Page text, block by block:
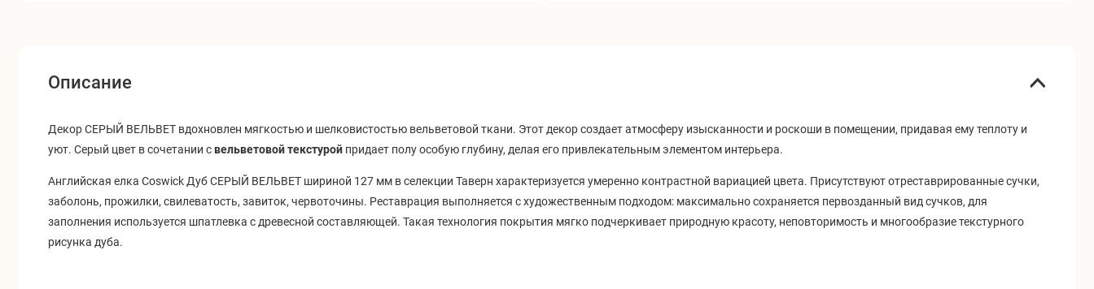
Описание
Декор СЕРЫЙ ВЕЛЬВЕТ вдохновлен мягкостью и шелковистостью вельветовой ткани. Этот декор создает атмосферу изысканности и роскоши в помещении, придавая ему теплоту и
уют. Серый цвет в сочетании с вельветовой текстурой придает полу особую глубину, делая его привлекательным элементом интерьера.
Английская елка Coswick Дуб СЕРЫЙ ВЕЛЬВЕТ шириной 127 мм в селекцииТаверн характеризуется умеренно контрастной вариацией цвета. Присутствуют отреставрированные сучки,
заболонь, прожилки, свилеватость, завиток, червоточины. Реставрация выполняется с художественным подходом: максимально сохраняется первозданный вид сучков, для
заполнения используется шпатлевка с древесной составляющей. Такая технология покрытия мягко подчеркивает природную красоту, неповторимость и многообразие текстурного
рисунка дуба.